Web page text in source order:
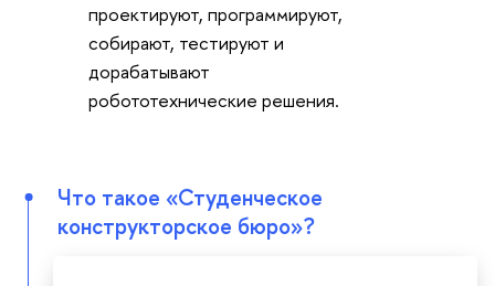
проектируют, программируют,
собирают, тестируют и
дорабатывают
робототехнические решения.
Что такое «Студенческое
конструкторское бюро»?